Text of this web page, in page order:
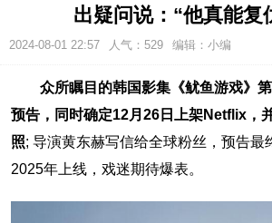
出疑问说：“他真能复
2024-08-01 22:57 人气： 529 编辑：小编
众所瞩目的韩国影集《鱿鱼游戏》
预告，同时确定12月26日上架Netflix，
照; 导演黄东赫写信给全球粉丝，预告最
2025年上线，戏迷期待爆表。